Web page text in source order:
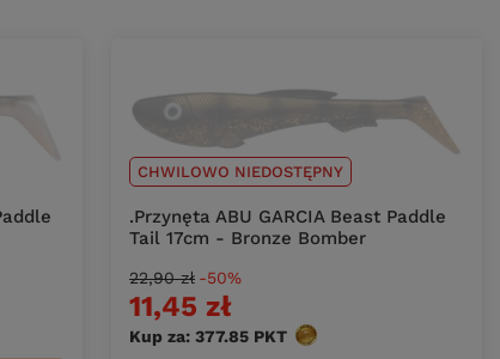
CHWILOWO NIEDOSTĘPNY
.Przynęta ABU GARCIA Beast Paddle
Tail 17cm - Bronze Bomber
11,45 zł
Kup za: 377.85 PKT punktów
22,90 zł -50%